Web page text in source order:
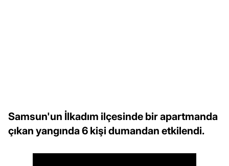
Samsun'un İlkadım ilçesinde bir apartmanda
çıkan yangında 6 kişi dumandan etkilendi.